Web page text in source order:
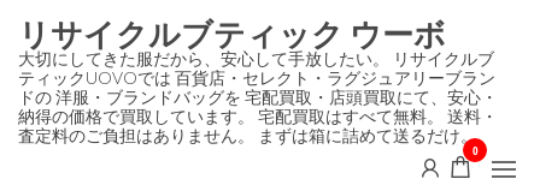
ン
テ
ン
ツ
リサイクルブティック ウーボ
大切にしてきた服だから、安心して手放したい。 リサイクルブ
ティックUOVOでは 百貨店・セレクト・ラグジュアリーブラン
ドの 洋服・ブランドバッグを 宅配買取・店頭買取にて、安心・
納得の価格で買取しています。 宅配買取はすべて無料。 送料・
査定料のご負担はありません。 まずは箱に詰めて送るだけ。
0